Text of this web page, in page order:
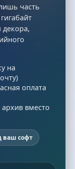
часть
на
оплата
вместо
ваш софт